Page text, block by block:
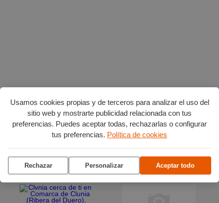
Usamos cookies propias y de terceros para analizar el uso del
sitio web y mostrarte publicidad relacionada con tus
preferencias. Puedes aceptar todas, rechazarlas o configurar
tus preferencias. Política de cookies
Rechazar Personalizar Aceptar todo
Planes en agostopor Burgos
Ciclo de conciertos en el
Museo del Retablo
La terraza del Andén